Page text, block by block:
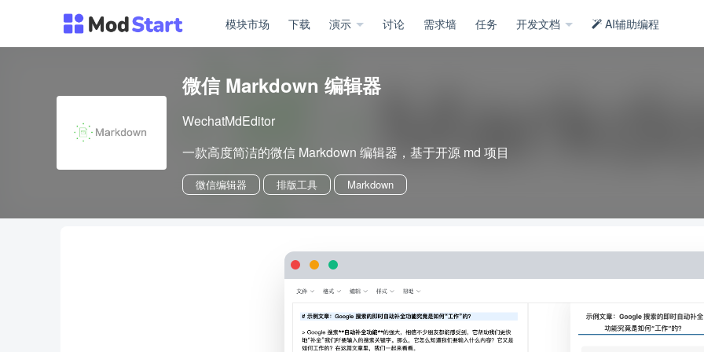
模块市场 下载 演示 讨论 需求墙 任务 开发文档 AI辅助编程
微信 Markdown 编辑器
WechatMdEditor
一款高度简洁的微信 Markdown 编辑器，基于开源 md 项目
微信编辑器 排版工具 Markdown